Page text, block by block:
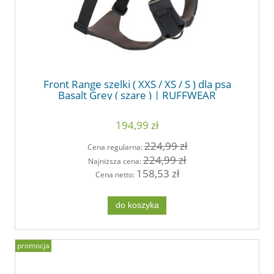
Front Range szelki ( XXS / XS / S ) dla psa
Basalt Grey ( szare ) | RUFFWEAR
194,99 zł
Cena regularna:224,99 zł
Najniższa cena:224,99 zł
Cena netto: 158,53 zł
do koszyka
promocja